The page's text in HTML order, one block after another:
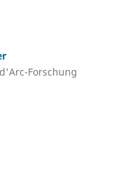
Forschung